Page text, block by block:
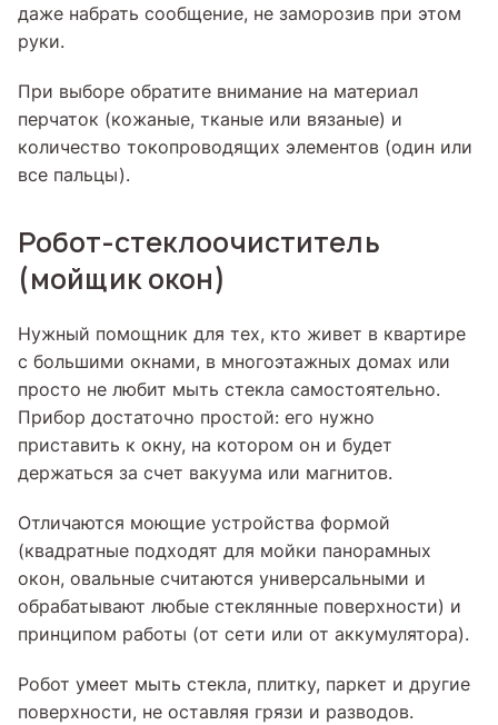
даже набрать сообщение, не заморозив при этом
руки.
При выборе обратите внимание на материал
перчаток (кожаные, тканые или вязаные) и
количество токопроводящих элементов (один или
все пальцы).
Робот-стеклоочиститель
(мойщик окон)
Нужный помощник для тех, кто живет в квартире
с большими окнами, в многоэтажных домах или
просто не любит мыть стекла самостоятельно.
Прибор достаточно простой: его нужно
приставить к окну, на котором он и будет
держаться за счет вакуума или магнитов.
Отличаются моющие устройства формой
(квадратные подходят для мойки панорамных
окон, овальные считаются универсальными и
обрабатывают любые стеклянные поверхности) и
принципом работы (от сети или от аккумулятора).
Робот умеет мыть стекла, плитку, паркет и другие
поверхности, не оставляя грязи и разводов.